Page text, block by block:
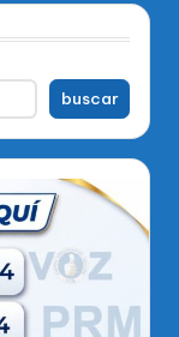
buscar